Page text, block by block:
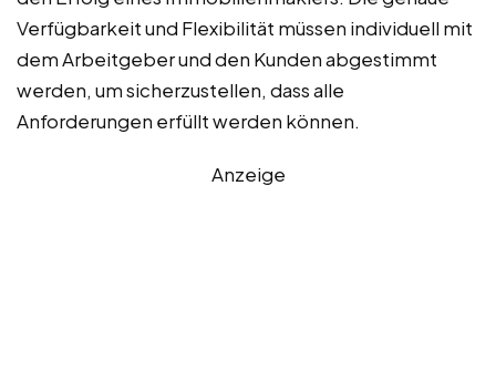
Verfügbarkeit und Flexibilität müssen individuell mit
dem Arbeitgeber und den Kunden abgestimmt
werden, um sicherzustellen, dass alle
Anforderungen erfüllt werden können.
Anzeige